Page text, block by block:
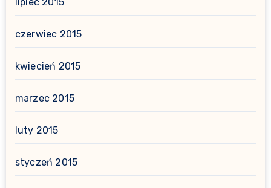
czerwiec 2015
kwiecień 2015
marzec 2015
luty 2015
styczeń 2015